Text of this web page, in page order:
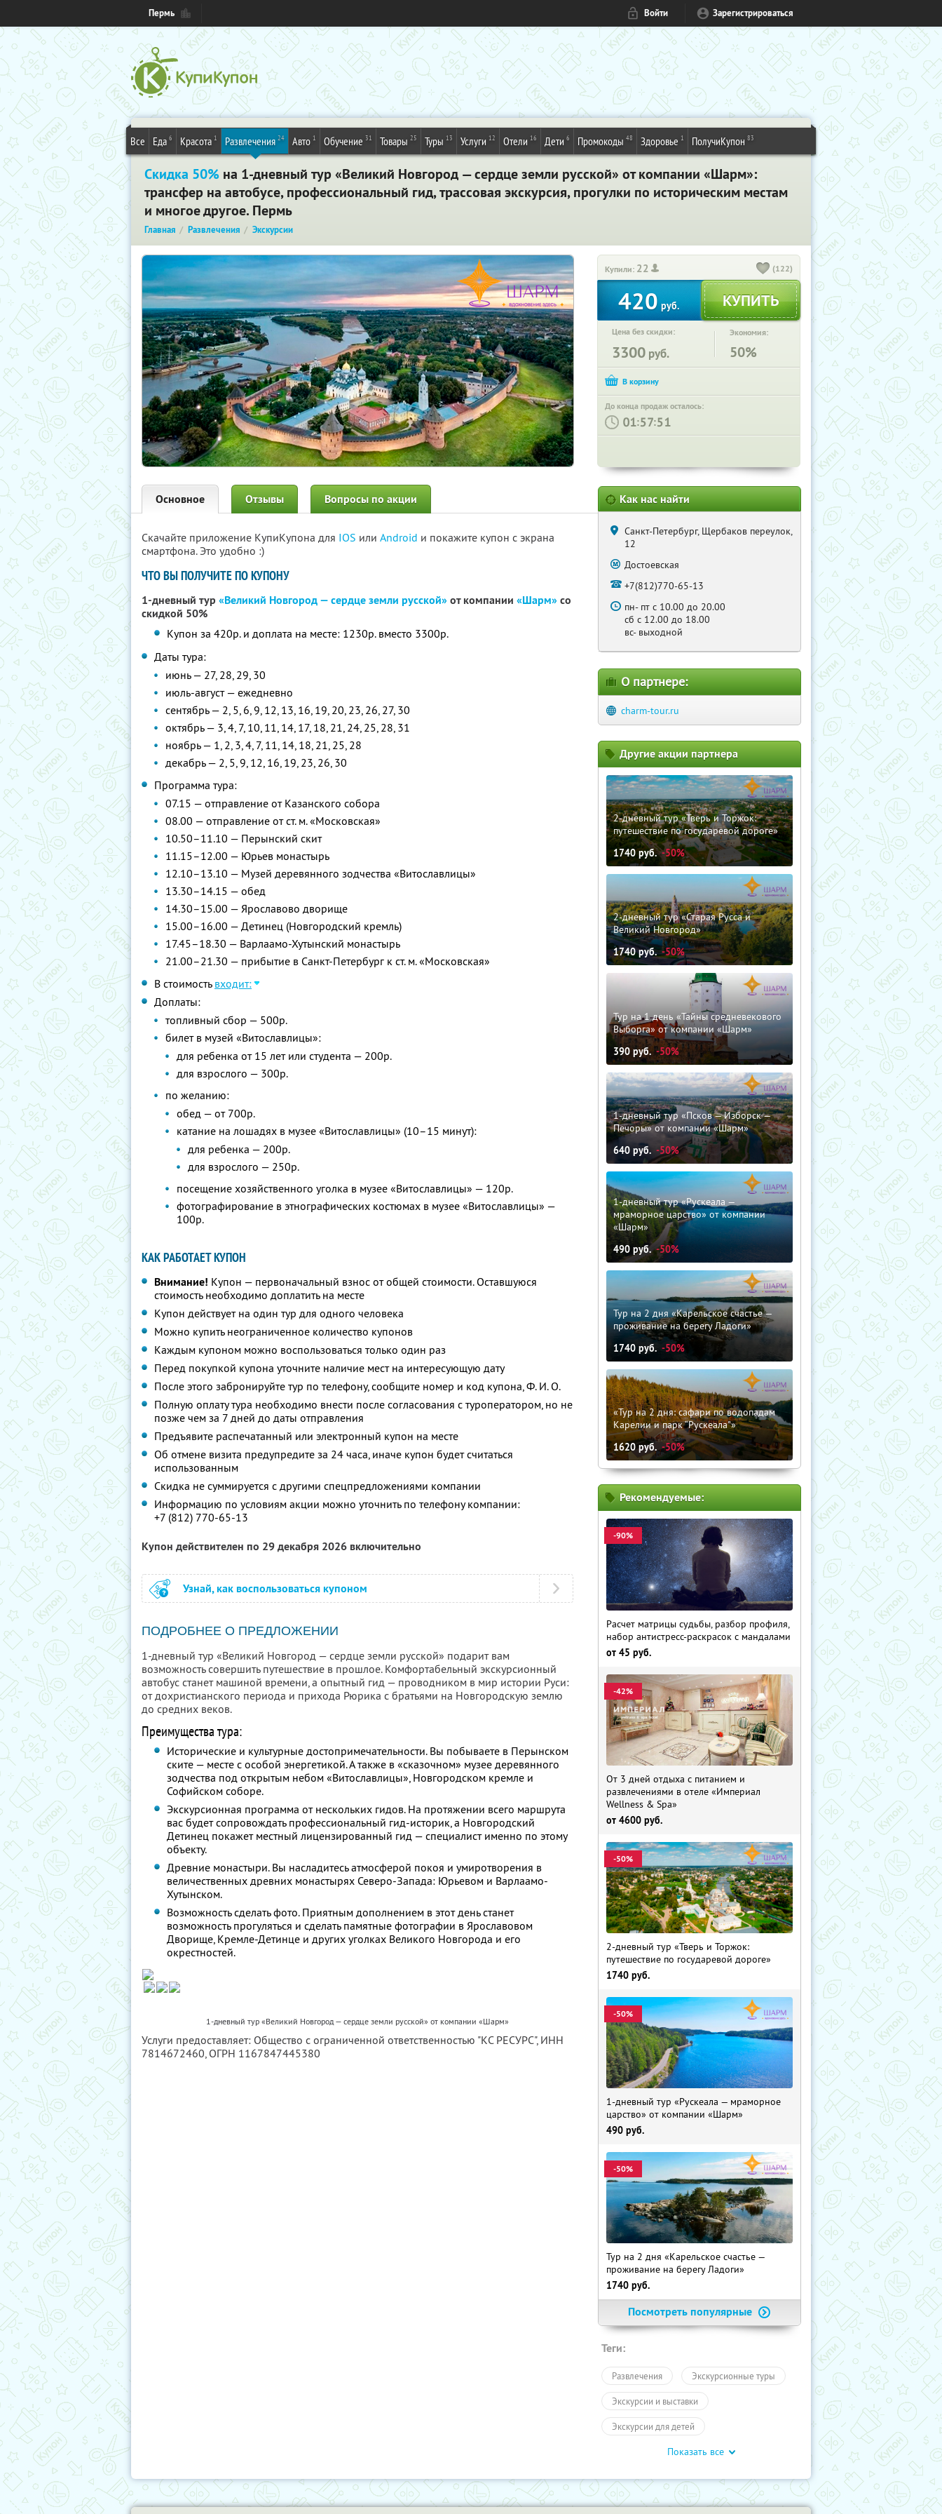
Пермь Войти Зарегистрироваться
Все Еда 6 Красота 1 Развлечения 24 Авто 1 Обучение 31 Товары 25 Туры 13 Услуги 12 Отели 16 Дети 6 Промокоды 48 Здоровье 1 ПолучиКупон 83
Скидка 50% на 1-дневный тур «Великий Новгород — сердце земли русской» от компании «Шарм»:
трансфер на автобусе, профессиональный гид, трассовая экскурсия, прогулки по историческим местам
и многое другое. Пермь
Главная Развлечения Экскурсии
Купили: 22 (122)
420 руб.
Цена без скидки:
3300 руб.
Экономия:
50%
До конца продаж осталось:
: :
Основное Отзывы Вопросы по акции
Скачайте приложение КупиКупона для IOS или Android и покажите купон с экрана
смартфона. Это удобно :)
ЧТО ВЫ ПОЛУЧИТЕ ПО КУПОНУ
1-дневный тур «Великий Новгород — сердце земли русской»от компании «Шарм»со
скидкой 50%
Купон за 420р. и доплата на месте: 1230р. вместо 3300р.
Даты тура:
июнь — 27, 28, 29, 30
июль-август — ежедневно
сентябрь — 2, 5, 6, 9, 12, 13, 16, 19, 20, 23, 26, 27, 30
октябрь — 3, 4, 7, 10, 11, 14, 17, 18, 21, 24, 25, 28, 31
ноябрь — 1, 2, 3, 4, 7, 11, 14, 18, 21, 25, 28
декабрь — 2, 5, 9, 12, 16, 19, 23, 26, 30
Программа тура:
07.15 — отправление от Казанского собора
08.00 — отправление от ст. м. «Московская»
10.50–11.10 — Перынский скит
11.15–12.00 — Юрьев монастырь
12.10–13.10 — Музей деревянного зодчества «Витославлицы»
13.30–14.15 — обед
14.30–15.00 — Ярославово дворище
15.00–16.00 — Детинец (Новгородский кремль)
17.45–18.30 — Варлаамо-Хутынский монастырь
21.00–21.30 — прибытие в Санкт-Петербург к ст. м. «Московская»
В стоимость входит:
Доплаты:
топливный сбор — 500р.
билет в музей «Витославлицы»:
для ребенка от 15 лет или студента — 200р.
для взрослого — 300р.
по желанию:
обед — от 700р.
катание на лошадях в музее «Витославлицы» (10–15 минут):
для ребенка — 200р.
для взрослого — 250р.
посещение хозяйственного уголка в музее «Витославлицы» — 120р.
фотографирование в этнографических костюмах в музее «Витославлицы» —
100р.
КАК РАБОТАЕТ КУПОН
Внимание! Купон — первоначальный взнос от общей стоимости. Оставшуюся
стоимость необходимо доплатить на месте
Купон действует на один тур для одного человека
Можно купить неограниченное количество купонов
Каждым купоном можно воспользоваться только один раз
Перед покупкой купона уточните наличие мест на интересующую дату
После этого забронируйте тур по телефону, сообщите номер и код купона,Ф. И. О.
Полную оплату тура необходимо внести после согласования с туроператором, но не
позже чем за 7 дней до даты отправления
Предъявите распечатанный или электронный купон на месте
Об отмене визита предупредите за 24 часа, иначе купон будет считаться
использованным
Скидка не суммируется с другими спецпредложениями компании
Информацию по условиям акции можно уточнить по телефону компании:
+7 (812) 770-65-13
Купон действителен по 29 декабря 2026 включительно
Узнай, как воспользоваться купоном
ПОДРОБНЕЕ О ПРЕДЛОЖЕНИИ
1-дневный тур «Великий Новгород — сердце земли русской» подарит вам
возможность совершить путешествие в прошлое. Комфортабельный экскурсионный
автобус станет машиной времени, а опытный гид — проводником в мир истории Руси:
от дохристианского периода и прихода Рюрика с братьями на Новгородскую землю
до средних веков.
Преимущества тура:
Исторические и культурные достопримечательности. Вы побываете в Перынском
ските — месте с особой энергетикой. А также в «сказочном» музее деревянного
зодчества под открытым небом «Витославлицы», Новгородском кремле и
Софийском соборе.
Экскурсионная программа от нескольких гидов. На протяжении всего маршрута
вас будет сопровождать профессиональный гид-историк, а Новгородский
Детинец покажет местный лицензированный гид — специалист именно по этому
объекту.
Древние монастыри. Вы насладитесь атмосферой покоя и умиротворения в
величественных древних монастырях Северо-Запада: Юрьевом и Варлаамо-
Хутынском.
Возможность сделать фото. Приятным дополнением в этот день станет
возможность прогуляться и сделать памятные фотографии в Ярославовом
Дворище, Кремле-Детинце и других уголках Великого Новгорода и его
окрестностей.
1-дневный тур «Великий Новгород — сердце земли русской» от компании «Шарм»
Услуги предоставляет: Общество с ограниченной ответственностью "КС РЕСУРС", ИНН
7814672460, ОГРН 1167847445380
Как нас найти
Санкт-Петербург, Щербаков переулок,
12
Достоевская
+7(812)770-65-13
пн- пт с 10.00 до 20.00
сб с 12.00 до 18.00
вс- выходной
О партнере:
charm-tour.ru
Другие акции партнера
2-дневный тур «Тверь и Торжок:
путешествие по государевой дороге»
1740руб. -50%
2-дневный тур «Старая Русса и
Великий Новгород»
1740руб. -50%
Тур на 1 день «Тайны средневекового
Выборга» от компании «Шарм»
390 руб. -50%
1-дневный тур «Псков — Изборск —
Печоры» от компании «Шарм»
640 руб. -50%
1-дневный тур «Рускеала —
мраморное царство» от компании
«Шарм»
490 руб. -50%
Тур на 2 дня «Карельское счастье —
проживание на берегу Ладоги»
1740 руб. -50%
«Тур на 2 дня: сафари по водопадам
Карелии и парк “Рускеала"»
1620руб. -50%
Рекомендуемые:
-90%
Расчет матрицы судьбы, разбор профиля,
набор антистресс-раскрасок с мандалами
от 45 руб.
-42%
От 3 дней отдыха с питанием и
развлечениями в отеле «Империал
Wellness & Spa»
от 4600 руб.
-50%
2-дневный тур «Тверь и Торжок:
путешествие по государевой дороге»
1740 руб.
-50%
1-дневный тур «Рускеала — мраморное
царство» от компании «Шарм»
490 руб.
-50%
Тур на 2 дня «Карельское счастье —
проживание на берегу Ладоги»
1740 руб.
Посмотреть популярные
Теги:
Развлечения Экскурсионные туры
Экскурсии и выставки
Экскурсии для детей
Автобусные экскурсии
Пешие экскурсии Экскурсии
Золотое кольцо Туры
Показать все